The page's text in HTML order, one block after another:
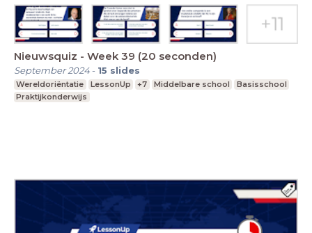
Nieuwsquiz - Week 39 (20 seconden)
September 2024- 15 slides
Wereldoriëntatie LessonUp +7 Middelbare school
Basisschool
Praktijkonderwijs